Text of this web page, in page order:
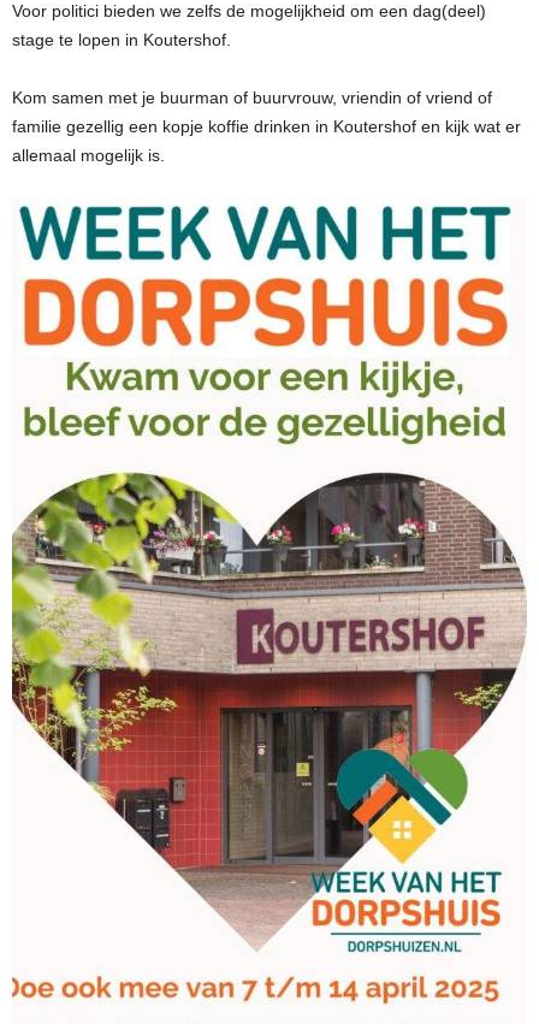
Voor politici bieden we zelfs de mogelijkheid om een dag(deel)
stage te lopen in Koutershof.
Kom samen met je buurman of buurvrouw, vriendin of vriend of
familie gezellig een kopje koffie drinken in Koutershof en kijk wat er
allemaal mogelijk is.